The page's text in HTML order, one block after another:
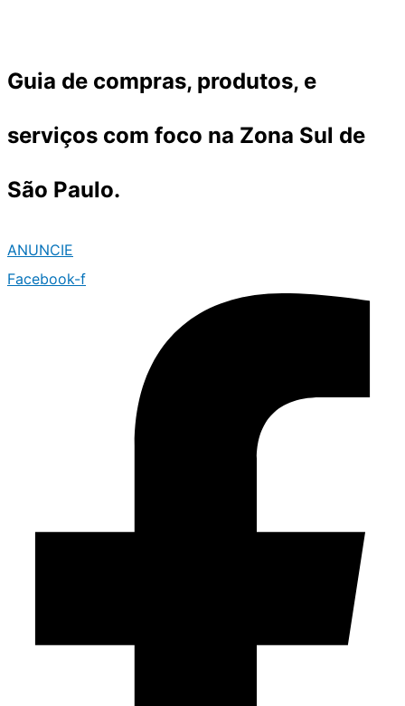
o
Guia de compras, produtos, e
serviços com foco na Zona Sul de
São Paulo.
ANUNCIE
Facebook-f